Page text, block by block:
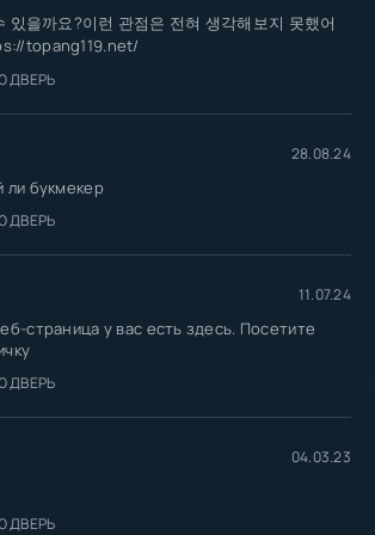
있을까요?이런 관점은 전혀 생각해보지 못했어
topang119.net/
ДВЕРЬ
28.08.24
ли букмекер
ДВЕРЬ
11.07.24
страница у вас есть здесь. Посетите
ДВЕРЬ
04.03.23
ДВЕРЬ